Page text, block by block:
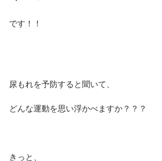
です！！
尿もれを予防すると聞いて、
どんな運動を思い浮かべますか？？？
きっと、